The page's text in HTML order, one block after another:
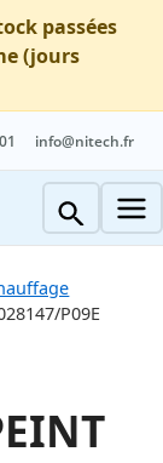
passées
(jours
info@nitech.fr
P09E